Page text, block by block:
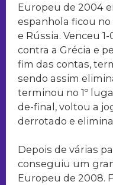
Europeu de 2004
espanhola ficou
e Rússia. Venceu
contra a Grécia e
fim das contas,
sendo assim
terminou no 1º
de-final, voltou a
derrotado e
Depois de várias
conseguiu um
Europeu de 2008.